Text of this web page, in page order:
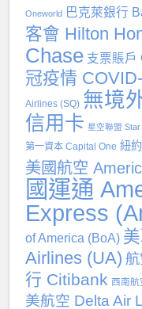
Oneworld 巴克萊銀行
客會 Hilton
Chase 支票賬戶
冠疫情
Airlines (SQ) 無境
信用卡 星空聯盟 Star
第一資本 Capital One 紐
美國航空
國運通
Express
of America (BoA)
Airlines (UA)
行 Citibank 西南航
美航空 Delta Air